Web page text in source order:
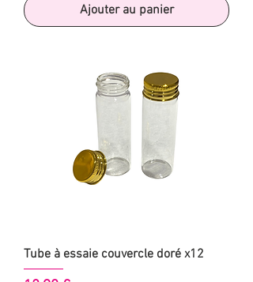
Ajouter au panier
Tube à essaie couvercle doré x12